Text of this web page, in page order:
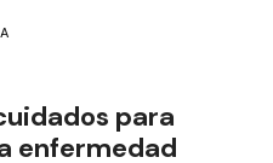
Gustavo
un pedido de